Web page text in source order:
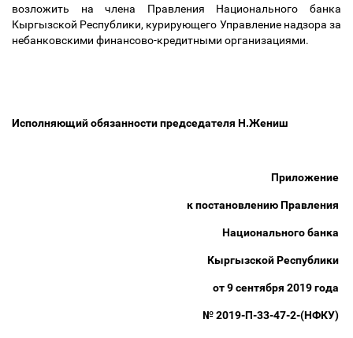
возложить на члена Правления Национального банка
Кыргызской Республики, курирующего Управление надзора за
небанковскими финансово-кредитными организациями.
Исполняющий обязанности председателя Н.Жениш
Приложение
к постановлению Правления
Национального банка
Кыргызской Республики
от 9 сентября 2019 года
№2019-П-33-47-2-(НФКУ)